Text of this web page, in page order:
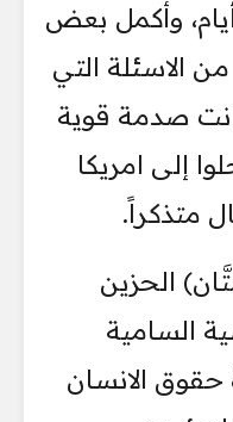
وأكمل بعض
الاسئلة التي
صدمة قوية
إلى امريكا
متذكراً.
الحزين
السامية
حقوق الانسان